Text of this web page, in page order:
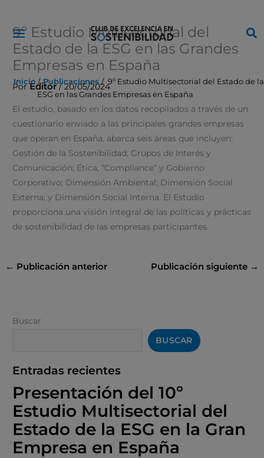
contenido
Inicio Publicaciones
9º Estudio Multisectorial del Estado de la
ESG en las Grandes Empresas en España
9º Estudio Multisectorial del
Estado de la ESG en las Grandes
Empresas en España
PorEditor/20/05/2024
El estudio, basado en los datos recopilados a través de un
cuestionario enviado a las principales grandes empresas
que operan en España, abarca seis áreas que incluyen:
Gestión de la Sostenibilidad; Grupos de Interés y
Comunicación; Ética, “Compliance” y Gobierno
Corporativo; Dimensión Ambiental; Dimensión Social
Externa; y Dimensión Social Interna. El Estudio
proporciona una visión integral de las políticas y prácticas
de sostenibilidad de las empresas participantes.
← Publicación anterior Publicación siguiente →
Buscar
BUSCAR
Entradas recientes
Presentación del 10º
Estudio Multisectorial del
Estado de la ESG en la Gran
Empresa en España